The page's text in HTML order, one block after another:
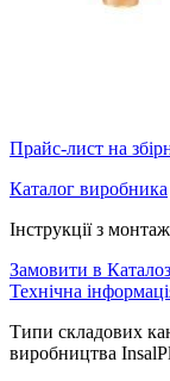
Прайс-лист на
Каталог виробника
Інструкції з
Замовити в
Технічна
Типи складових
виробництва